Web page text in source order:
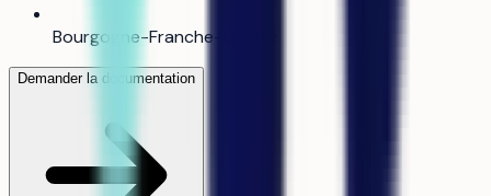
Bourgogne-Franche-Comté
Demander la documentation